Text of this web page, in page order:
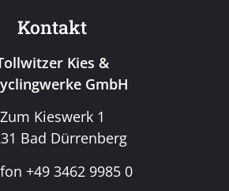
Kontakt
Kies &
GmbH
Zum Kieswerk 1
Bad Dürrenberg
+49 3462 9985 0